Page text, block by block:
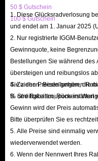
F: Bietet IGGM eine große
A: Auf jeden Fall! Ob ihr
Welt zu erkunden, spezielle
euren Pawn-Build herzustellen
wichtigsten Verbündeten zu
auf dem Schlachtfeld zu
sodass wir immer einen
Artikeln haben. Wir können all
F: Wie effizient ist die
Artikeln durch IGGM?
50 $ Gutschein
100 $ Gutschein
1. Diese Glücksradverlosung
und endet am 1. Januar 2025
2. Nur registrierte IGGM-
Gewinnquote, keine
Bestellungen Sie während des
übersteigen und reibungslos
Sie ziehen. Bestellungen, die
B. Streitigkeiten,
4. Zu den Preisen gehören
% und Rabattcoupons im Wert
Gewinn wird der Preis
Bitte überprüfen Sie es
5. Alle Preise sind einmalig
wiederverwendet werden.
6. Wenn der Nennwert Ihres